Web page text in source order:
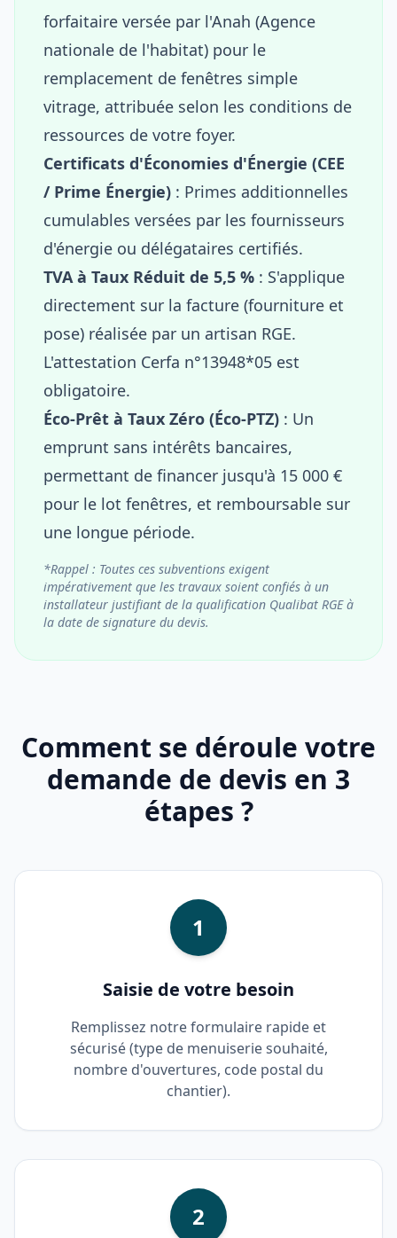
forfaitaire versée par l'Anah (Agence
nationale de l'habitat) pour le
remplacement de fenêtres simple
vitrage, attribuée selon les conditions de
ressources de votre foyer.
Certificats d'Économies d'Énergie (CEE
/ Prime Énergie) : Primes additionnelles
cumulables versées par les fournisseurs
d'énergie ou délégataires certifiés.
TVA à Taux Réduit de 5,5 % : S'applique
directement sur la facture (fourniture et
pose) réalisée par un artisan RGE.
L'attestation Cerfa n°13948*05 est
obligatoire.
Éco-Prêt à Taux Zéro (Éco-PTZ) : Un
emprunt sans intérêts bancaires,
permettant de financer jusqu'à 15 000 €
pour le lot fenêtres, et remboursable sur
une longue période.
*Rappel : Toutes ces subventions exigent
impérativement que les travaux soient confiés à un
installateur justifiant de la qualification Qualibat RGE à
la date de signature du devis.
Comment se déroule votre
demande de devis en 3
étapes ?
1
Saisie de votre besoin
Remplissez notre formulaire rapide et
sécurisé (type de menuiserie souhaité,
nombre d'ouvertures, code postal du
chantier).
2